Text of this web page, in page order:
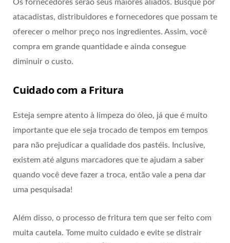
Os fornecedores serão seus maiores aliados. Busque por
atacadistas, distribuidores e fornecedores que possam te
oferecer o melhor preço nos ingredientes. Assim, você
compra em grande quantidade e ainda consegue
diminuir o custo.
Cuidado com a Fritura
Esteja sempre atento à limpeza do óleo, já que é muito
importante que ele seja trocado de tempos em tempos
para não prejudicar a qualidade dos pastéis. Inclusive,
existem até alguns marcadores que te ajudam a saber
quando você deve fazer a troca, então vale a pena dar
uma pesquisada!
Além disso, o processo de fritura tem que ser feito com
muita cautela. Tome muito cuidado e evite se distrair